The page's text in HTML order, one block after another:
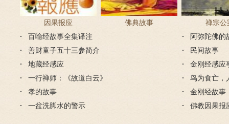
因果报应 佛典故事
禅宗公
百喻经故事全集译注
阿弥陀佛的
善财童子五十三参简介
民间故事
地藏经感应
金刚经感应
一行禅师：《故道白云》
鸟为食亡，
孝的故事
金刚经故事
一盆洗脚水的警示
佛教因果报